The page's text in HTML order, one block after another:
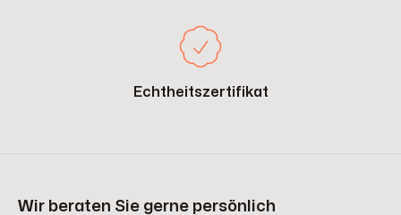
Echtheitszertifikat
Wir beraten Sie gerne persönlich